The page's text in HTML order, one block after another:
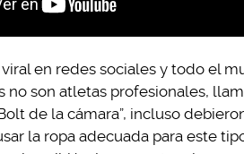
en redes sociales y todo el
no son atletas profesionales,
de la cámara”, incluso
la ropa adecuada para este